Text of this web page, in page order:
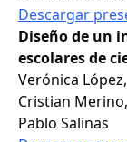
Descargar
Diseño de un
escolares de
Verónica
Cristian
Pablo Salinas